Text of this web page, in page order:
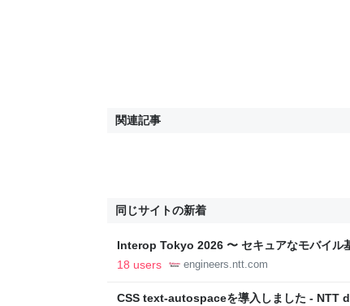
関連記事
同じサイトの新着
Interop Tokyo 2026 〜 セキュアなモバイル
への取り組み 〜 - NTT docomo Business
18 users engineers.ntt.com
CSS text-autospaceを導入しました -